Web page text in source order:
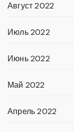
Август 2022
Июль 2022
Июнь 2022
Май 2022
Апрель 2022